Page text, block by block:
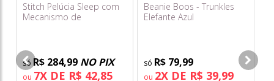
Stitch Pelúcia Sleep com
Mecanismo de
R$ 284,99 NO PIX
ou 7X DE R$ 42,85
Beanie Boos - Trunkles
Elefante Azul
R$ 79,99
ou 2X DE R$ 39,99